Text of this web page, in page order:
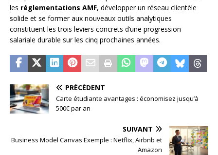
les réglementations AMF, développer un réseau clientèle
solide et se former aux nouveaux outils analytiques
constituent les trois leviers concrets d’une progression
salariale durable sur les cinq prochaines années.
PRÉCÉDENT
Carte étudiante avantages : économisez jusqu’à
500€ par an
SUIVANT
Business Model Canvas Exemple : Netflix, Airbnb et
Amazon